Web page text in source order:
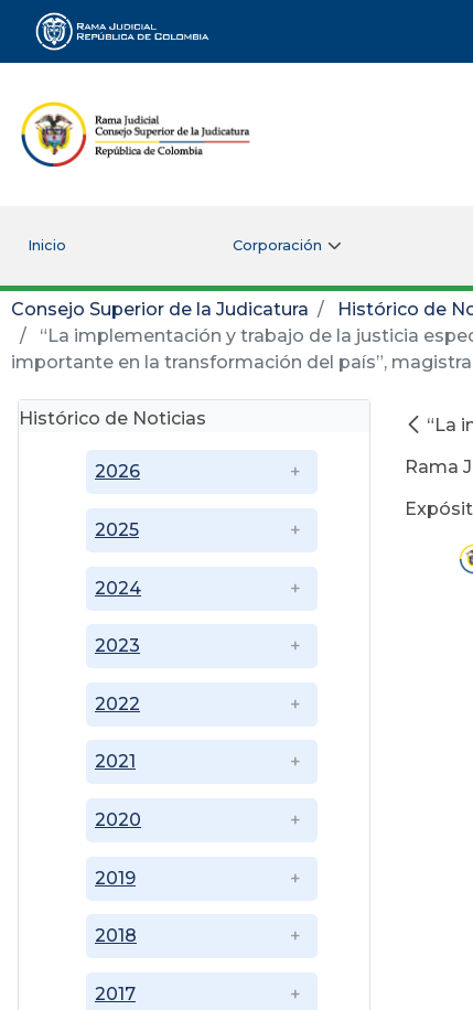
Rama Judicial
Inicio Corporación
Consejo Superior de la Judicatura
Histórico de
“La implementación y trabajo de la justicia
importante en la transformación del país”,
Histórico de Noticias
2017
2018
2019
2020
2021
2022
2023
2024
2025
2026
“La
Rama